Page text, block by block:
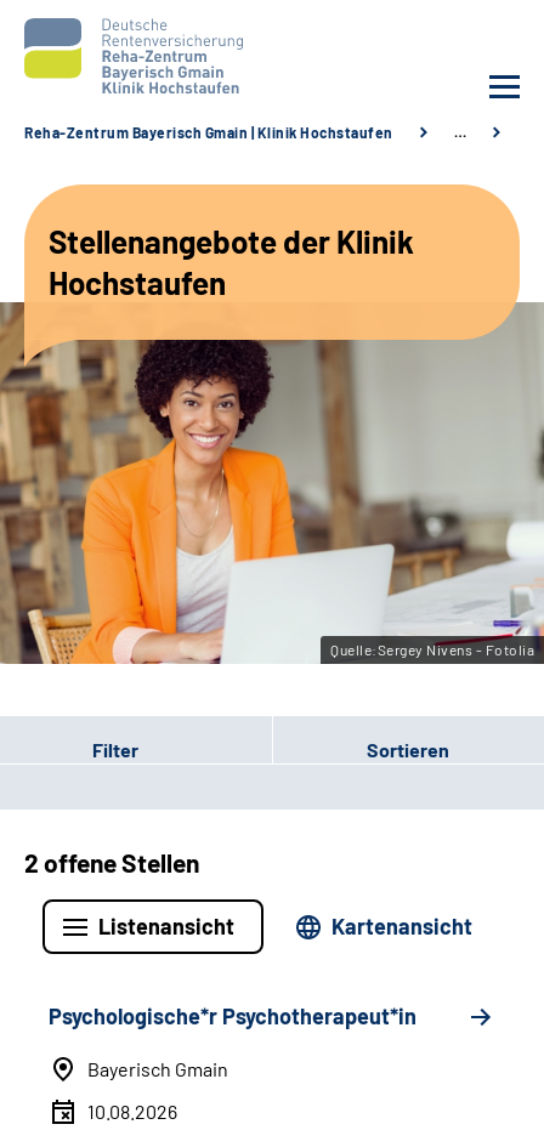
Unsere Angebote
Karriere
Sozialdienste & Zuweisende
Suche
Leichte Sprache
Gebärdensprache
Reha-Zentrum Bayerisch Gmain | Klinik Hochstaufen …
Stellenangebote der Klinik
Hochstaufen
Quelle:Sergey Nivens - Fotolia
Filter Sortieren
2 offene Stellen
Listenansicht Kartenansicht
Psychologische*r Psychotherapeut*in
Bayerisch Gmain
10.08.2026